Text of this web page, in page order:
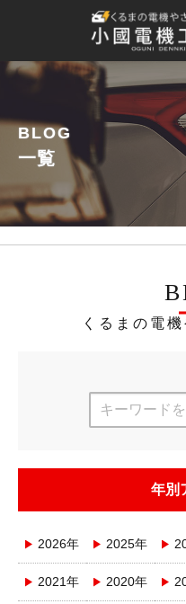
BLOG
一覧
くるまの電
年別
2026年 2025年
2021年 2020年